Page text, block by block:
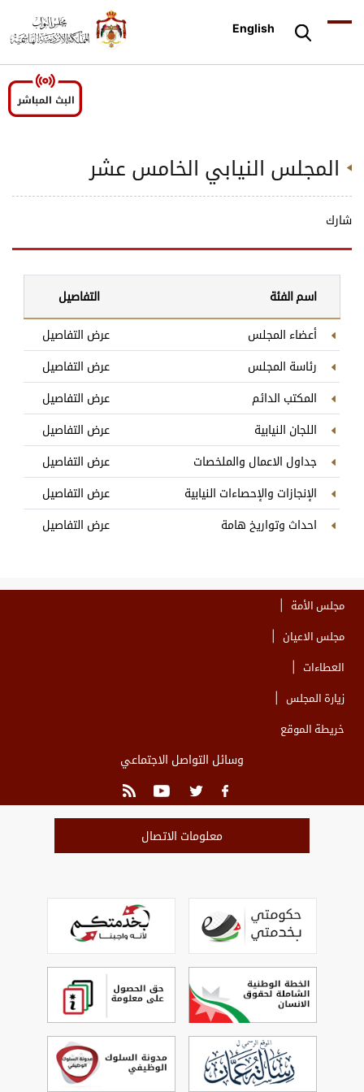
English
المجلس النيابي الخامس عشر
شارك
اسم الفئة التفاصيل
أعضاء المجلس عرض التفاصيل
رئاسة المجلس عرض التفاصيل
المكتب الدائم عرض التفاصيل
اللجان النيابية عرض التفاصيل
جداول الاعمال والملخصات عرض التفاصيل
الإنجازات والإحصاءات النيابية عرض التفاصيل
احداث وتواريخ هامة عرض التفاصيل
مجلس الأمة
مجلس الاعيان
العطاءات
زيارة المجلس
خريطة الموقع
وسائل التواصل الاجتماعي
معلومات الاتصال